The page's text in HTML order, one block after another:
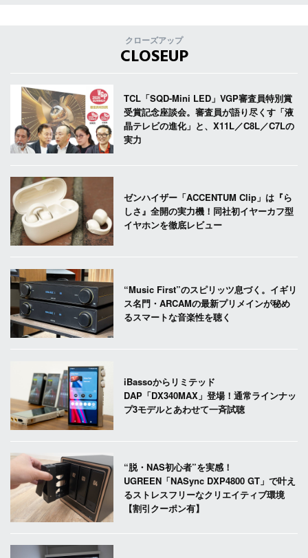
クローズアップ
CLOSEUP
TCL「SQD-Mini LED」VGP審査員特別賞
受賞記念座談会。審査員が語り尽くす「液
晶テレビの進化」と、X11L／C8L／C7Lの
実力
ゼンハイザー「ACCENTUM Clip」は『ら
しさ』全開の実力機！同社初イヤーカフ型
イヤホンを徹底レビュー
“Music First”のスピリッツ息づく。イギリ
ス名門・ARCAMの最新プリメインが秘め
るスマートな音楽性を聴く
iBassoからリミテッド
DAP「DX340MAX」登場！通常ラインナッ
プ3モデルとあわせて一斉試聴
“脱・NAS初心者”を実感！
UGREEN「NASync DXP4800 GT」で叶え
るストレスフリーなクリエイティブ環境
【割引クーポン有】